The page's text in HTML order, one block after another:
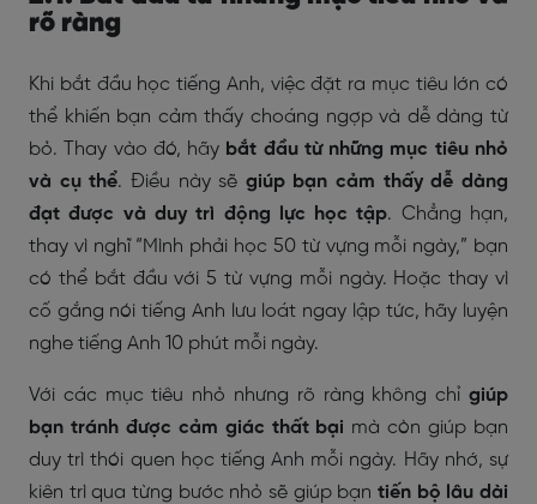
rõ ràng
Khi bắt đầu học tiếng Anh, việc đặt ra mục tiêu lớn có
thể khiến bạn cảm thấy choáng ngợp và dễ dàng từ
bỏ. Thay vào đó, hãy bắt đầu từ những mục tiêu nhỏ
và cụ thể. Điều này sẽ giúp bạn cảm thấy dễ dàng
đạt được và duy trì động lực học tập. Chẳng hạn,
thay vì nghĩ “Mình phải học 50 từ vựng mỗi ngày,” bạn
có thể bắt đầu với 5 từ vựng mỗi ngày. Hoặc thay vì
cố gắng nói tiếng Anh lưu loát ngay lập tức, hãy luyện
nghe tiếng Anh 10 phút mỗi ngày.
Với các mục tiêu nhỏ nhưng rõ ràng không chỉ giúp
bạn tránh được cảm giác thất bại mà còn giúp bạn
duy trì thói quen học tiếng Anh mỗi ngày. Hãy nhớ, sự
kiên trì qua từng bước nhỏ sẽ giúp bạn tiến bộ lâu dài